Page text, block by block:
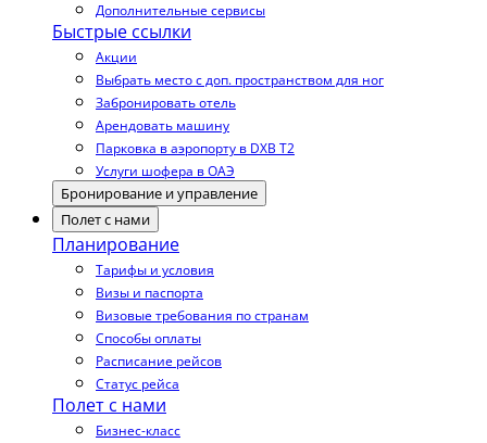
Дополнительные сервисы
Быстрые ссылки
Акции
Выбрать место с доп. пространством для ног
Забронировать отель
Арендовать машину
Парковка в аэропорту в DXB T2
Услуги шофера в ОАЭ
Бронирование и управление
Полет с нами
Планирование
Тарифы и условия
Визы и паспорта
Визовые требования по странам
Способы оплаты
Расписание рейсов
Статус рейса
Полет с нами
Бизнес-класс